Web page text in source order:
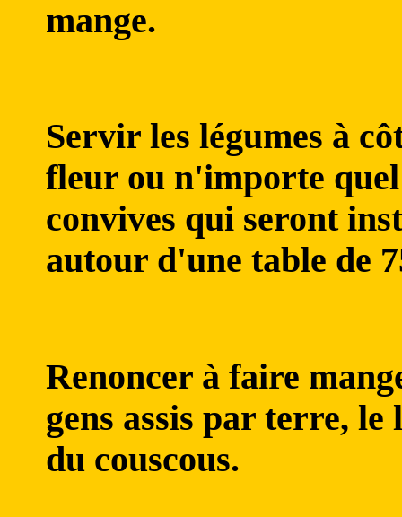
mange.
Servir les légumes à
fleur ou n'importe
convives qui seront
autour d'une table de
Renoncer à faire
gens assis par terre,
du couscous.